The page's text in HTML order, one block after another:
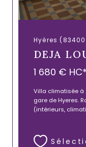
Hyères
DEJA
1 680 € HC*
Villa climatisée à
gare de Hyeres.
(intérieurs,